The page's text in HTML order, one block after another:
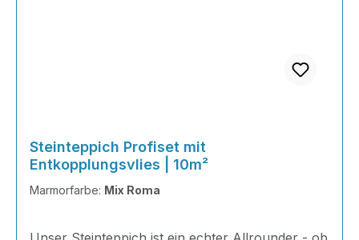
Steinteppich Profiset mit
Entkopplungsvlies | 10m²
Marmorfarbe: Mix Roma